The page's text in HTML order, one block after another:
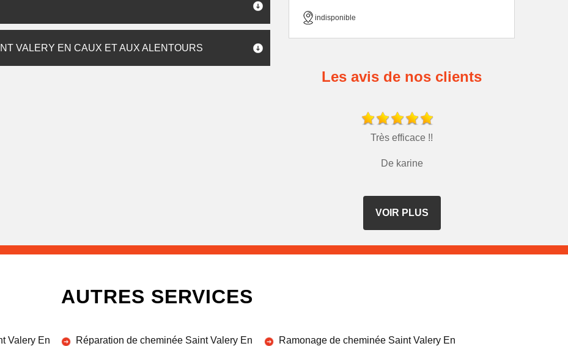
VALERY EN CAUX ET AUX ALENTOURS
indisponible
Les avis de nos clients
Très efficace !!
De karine
VOIR PLUS
AUTRES SERVICES
Valery En
Réparation de cheminée Saint Valery En
Ramonage de cheminée Saint Valery En